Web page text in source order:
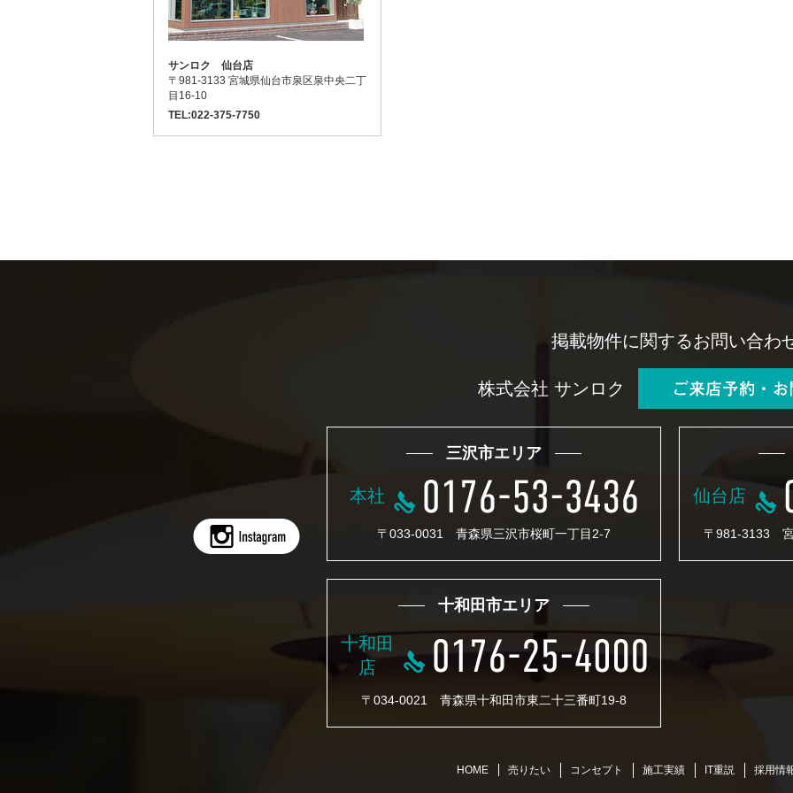
サンロク 仙台店
〒981-3133 宮城県仙台市泉区泉中央二丁
目16-10
TEL:022-375-7750
掲載物件に関するお問い合わ
株式会社 サンロク
三沢市エリア
本社
〒033-0031 青森県三沢市桜町一丁目2-7
仙台店
〒981-3133 宮
十和田市エリア
十和田
店
〒034-0021 青森県十和田市東二十三番町19-8
HOME 売りたい コンセプト 施工実績 IT重説 採用情